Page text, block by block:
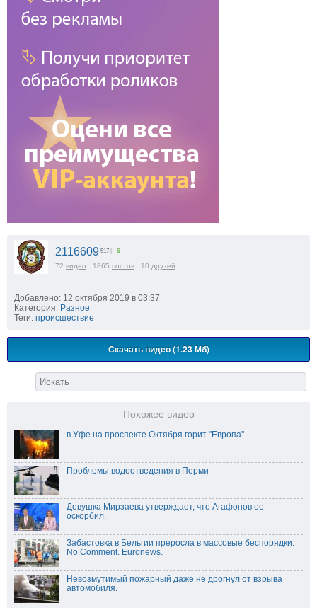
2116609 517 +6
72 видео 1865 постов 10 друзей
Добавлено: 12 октября 2019 в 03:37
Категория: Разное
Теги: происшествие
Скачать видео (1.23 Мб)
Похожее видео
в Уфе на проспекте Октября горит "Европа"
Проблемы водоотведения в Перми
Девушка Мирзаева утверждает, что Агафонов ее
оскорбил.
Забастовка в Бельгии преросла в массовые беспорядки.
No Comment. Euronews.
Невозмутимый пожарный даже не дрогнул от взрыва
автомобиля.